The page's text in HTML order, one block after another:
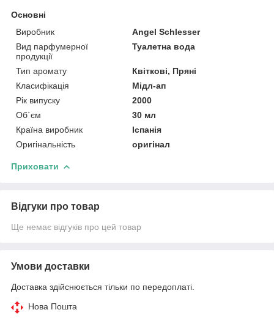
Основні
Виробник
Angel Schlesser
Вид парфумерної
продукції
Туалетна вода
Тип аромату
Квіткові, Пряні
Класифікація
Мідл-ап
Рік випуску
2000
Об`єм
30 мл
Країна виробник
Іспанія
Оригінальність
оригінал
Приховати
Відгуки про товар
Ще немає відгуків про цей товар
Умови доставки
Доставка здійснюється тільки по передоплаті.
Нова Пошта